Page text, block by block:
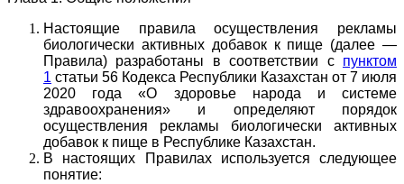
Настоящие правила осуществления рекламы
биологически активных добавок к пище (далее —
Правила) разработаны в соответствии с пунктом
1 статьи 56 Кодекса Республики Казахстан от 7 июля
2020 года «О здоровье народа и системе
здравоохранения» и определяют порядок
осуществления рекламы биологически активных
добавок к пище в Республике Казахстан.
В настоящих Правилах используется следующее
понятие: